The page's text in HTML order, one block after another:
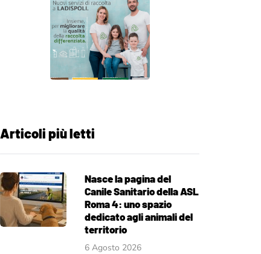
Articoli più letti
Nasce la pagina del
Canile Sanitario della ASL
Roma 4: uno spazio
dedicato agli animali del
territorio
6 Agosto 2026